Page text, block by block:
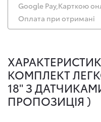
Google Pay,Карткою
Оплата при отримані
КОМПЛЕКТ
18" З
ПРОПОЗИЦІЯ )